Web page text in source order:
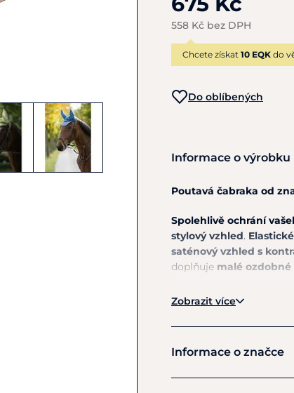
558 Kč bez DPH
Chcete získat 10 EQK do
Do oblíbených
Informace o výrobku
Poutavá čabraka od
Spolehlivě ochrání
stylový vzhled.
saténový vzhled s
doplňuje malé
Materiál:100% akryl.
Pokyny k péči:Lze prát
Zobrazit více
Informace o značce